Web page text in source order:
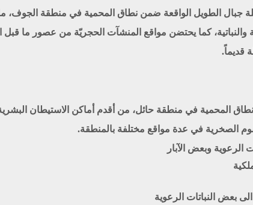
جبال الطويل الواقعة ضمن نطاق المحمية في منطقة الجوف، ما
والنباتية، كما يحتضن مواقع المنشآت الحجريّة من عصور ما قبل
قديماً.
نطاق المحمية في منطقة حائل، من أقدم أماكن الاستيطان
الصخرية في عدة مواقع مختلفة بالمنطقة.
الرعوية وبعض الآبار
بعض النباتات الرعوية